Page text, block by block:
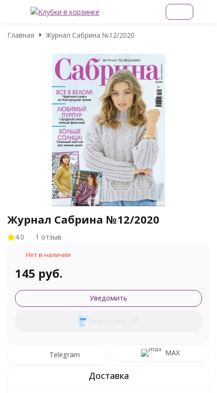
Главная Журнал Сабрина №12/2020
Журнал Сабрина №12/2020
4.0 1 отзыв
Нет в наличии
145 руб.
Уведомить
Telegram MAX